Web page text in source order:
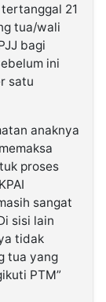
21
tua/wali
bagi
ini
satu
anaknya
proses
sangat
sisi lain
tidak
tua yang
PTM”